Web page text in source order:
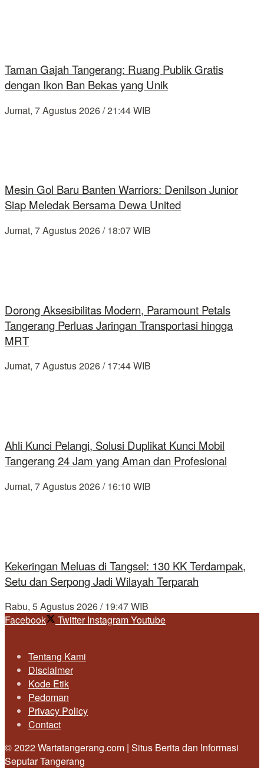
Taman Gajah Tangerang: Ruang Publik Gratis
dengan Ikon Ban Bekas yang Unik
Jumat, 7 Agustus 2026 / 21:44 WIB
Mesin Gol Baru Banten Warriors: Denilson Junior
Siap Meledak Bersama Dewa United
Jumat, 7 Agustus 2026 / 18:07 WIB
Dorong Aksesibilitas Modern, Paramount Petals
Tangerang Perluas Jaringan Transportasi hingga
MRT
Jumat, 7 Agustus 2026 / 17:44 WIB
Ahli Kunci Pelangi, Solusi Duplikat Kunci Mobil
Tangerang 24 Jam yang Aman dan Profesional
Jumat, 7 Agustus 2026 / 16:10 WIB
Kekeringan Meluas di Tangsel: 130 KK Terdampak,
Setu dan Serpong Jadi Wilayah Terparah
Rabu, 5 Agustus 2026 / 19:47 WIB
Facebook
Twitter InstagramYoutube
Tentang Kami
Disclaimer
Kode Etik
Pedoman
Privacy Policy
Contact
© 2022 Wartatangerang.com | Situs Berita dan Informasi
Seputar Tangerang